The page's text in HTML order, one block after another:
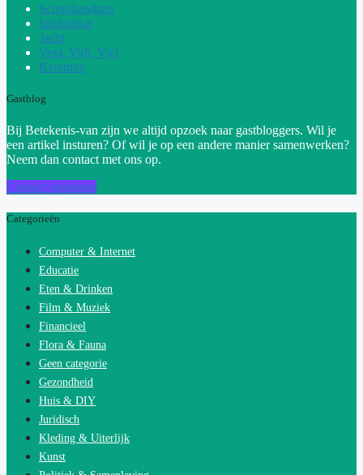
Schooltandarts
Implantaat
Jacht
Veni, Vidi, Vici
Kerstmis
Gastblog
Bij Betekenis-van zijn we altijd opzoek naar gastbloggers. Wil je
een artikel insturen? Of wil je op een andere manier samenwerken?
Neem dan contact met ons op.
Contact opnemen
Categorieën
Computer & Internet
Educatie
Eten & Drinken
Film & Muziek
Financieel
Flora & Fauna
Geen categorie
Gezondheid
Huis & DIY
Juridisch
Kleding & Uiterlijk
Kunst